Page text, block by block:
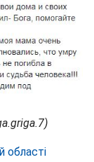
області